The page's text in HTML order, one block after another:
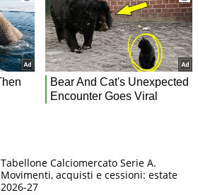
Tabellone Calciomercato Serie A.
Movimenti, acquisti e cessioni: estate
2026-27